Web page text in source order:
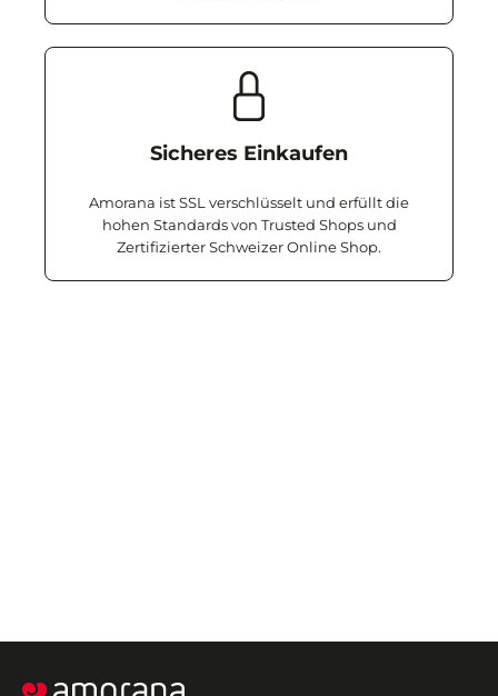
Sicheres Einkaufen
Amorana ist SSL verschlüsselt und erfüllt die
hohen Standards von Trusted Shops und
Zertifizierter Schweizer Online Shop.